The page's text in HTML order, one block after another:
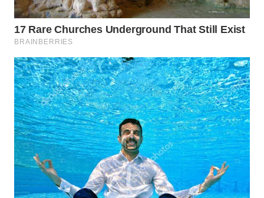
WAHANANEWS
CO ID
WAHANANEWS
NET
WAHANA
SPORT
WAHANA
UMKM
WAHANA